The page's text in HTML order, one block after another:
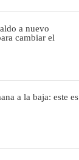
a nuevo
cambiar el
a la baja: este es